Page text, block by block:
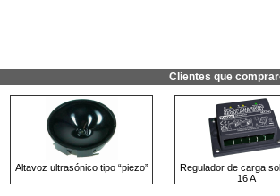
Clientes que
Altavoz ultrasónico tipo “piezo”
Regulador de carga
16 A